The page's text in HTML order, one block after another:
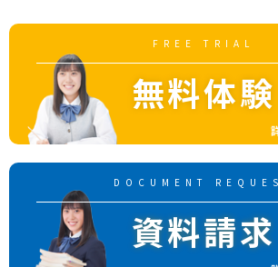
FREE TRIAL
無料体験
DOCUMENT
資料請求